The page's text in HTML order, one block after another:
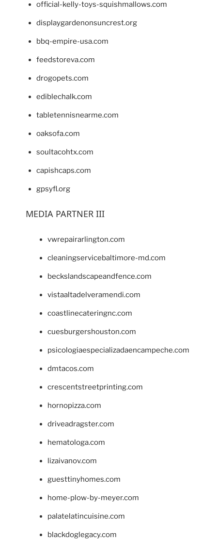
official-kelly-toys-squishmallows.com
displaygardenonsuncrest.org
bbq-empire-usa.com
feedstoreva.com
drogopets.com
ediblechalk.com
tabletennisnearme.com
oaksofa.com
soultacohtx.com
capishcaps.com
gpsyfl.org
MEDIA PARTNER III
vwrepairarlington.com
cleaningservicebaltimore-md.com
beckslandscapeandfence.com
vistaaltadelveramendi.com
coastlinecateringnc.com
cuesburgershouston.com
psicologiaespecializadaencampeche.com
dmtacos.com
crescentstreetprinting.com
hornopizza.com
driveadragster.com
hematologa.com
lizaivanov.com
guesttinyhomes.com
home-plow-by-meyer.com
palatelatincuisine.com
blackdoglegacy.com